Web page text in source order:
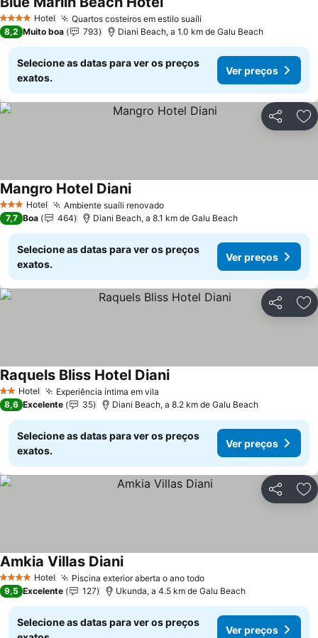
4 EstrelasHotel Quartos costeiros em estilo suaíli
8,2 Muito boa 793 Diani Beach, a 1.0 km de Galu Beach
Selecione as datas para ver os preços
exatos.
Ver preços
Partilhar
3 EstrelasHotel Ambiente suaíli renovado
Mangro Hotel Diani
7,7 Boa 464 Diani Beach, a 8.1 km de Galu Beach
Selecione as datas para ver os preços
exatos.
Ver preços
Partilhar
2 Estrelas
Hotel Experiência íntima em vila
Raquels Bliss Hotel Diani
8,6 Excelente 35 Diani Beach, a 8.2 km de Galu Beach
Selecione as datas para ver os preços
exatos.
Ver preços
Partilhar
4 EstrelasHotel Piscina exterior aberta o ano todo
Amkia Villas Diani
9,5 Excelente 127 Ukunda, a 4.5 km de Galu Beach
Selecione as datas para ver os preços
Ver preços